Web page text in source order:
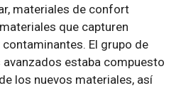
materiales de confort
que capturen
El grupo de
estaba compuesto
los nuevos materiales, así